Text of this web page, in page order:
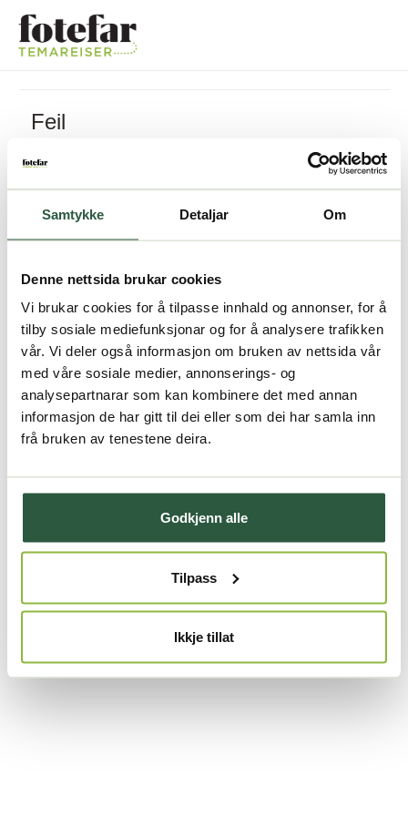
Samtykke Detaljar Om
Denne nettsida brukar cookies
Vi brukar cookies for å tilpasse innhald og annonser, for å
tilby sosiale mediefunksjonar og for å analysere trafikken
vår. Vi deler også informasjon om bruken av nettsida vår
med våre sosiale medier, annonserings- og
analysepartnarar som kan kombinere det med annan
informasjon de har gitt til dei eller som dei har samla inn
frå bruken av tenestene deira.
Godkjenn alle
Tilpass
Ikkje tillat
Feil
Pakken kan ikke bestilles